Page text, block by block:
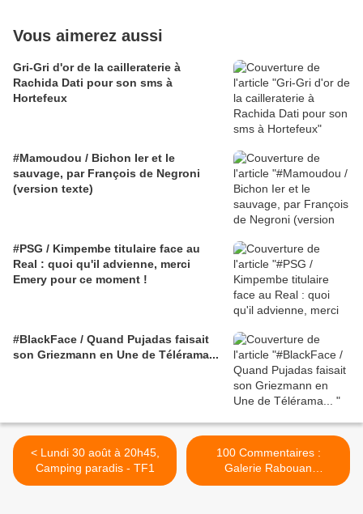
Vous aimerez aussi
Gri-Gri d'or de la cailleraterie à
Rachida Dati pour son sms à
Hortefeux
#Mamoudou / Bichon Ier et le
sauvage, par François de Negroni
(version texte)
#PSG / Kimpembe titulaire face au
Real : quoi qu'il advienne, merci
Emery pour ce moment !
#BlackFace / Quand Pujadas faisait
son Griezmann en Une de Télérama...
< Lundi 30 août à 20h45,
Camping paradis - TF1
100 Commentaires :
Galerie Rabouan
Moussion/Gosha Paris >